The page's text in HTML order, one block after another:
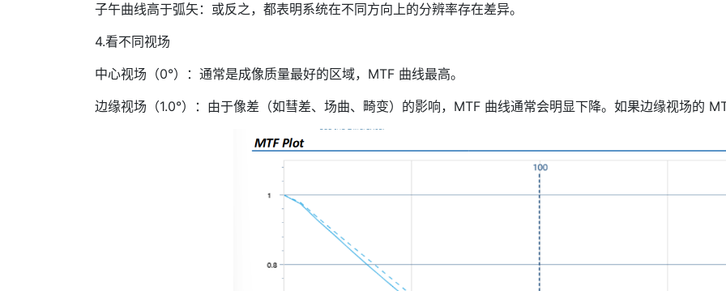
子午曲线高于弧矢：或反之，都表明系统在不同方向上的分辨率存在差异。
4.看不同视场
中心视场（0°）：通常是成像质量最好的区域，MTF 曲线最高。
边缘视场（1.0°）：由于像差（如彗差、场曲、畸变）的影响，MTF 曲线通常会明显下降。如果边缘视场的